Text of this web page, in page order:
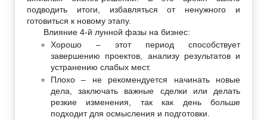
подводить итоги, избавляться от ненужного и
готовиться к новому этапу.
Влияние 4-й лунной фазы на бизнес:
Хорошо – этот период способствует
завершению проектов, анализу результатов и
устранению слабых мест.
Плохо – не рекомендуется начинать новые
дела, заключать важные сделки или делать
резкие изменения, так как день больше
подходит для осмысления и подготовки.